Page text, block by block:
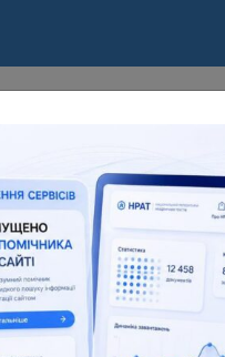
ACADEMIC
in the field of scientific and
and technical activities
155
number
138 083
Full text